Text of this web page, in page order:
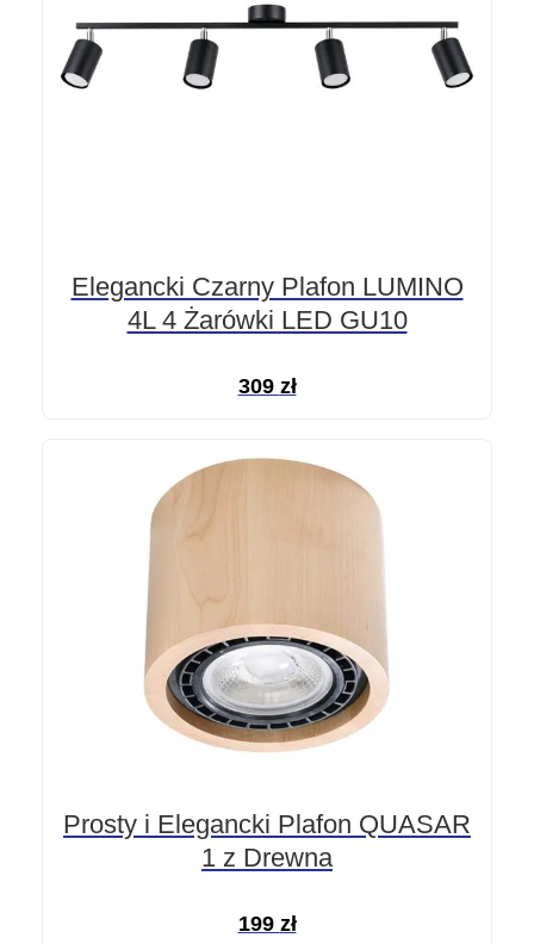
Elegancki Czarny Plafon LUMINO
4L 4 Żarówki LED GU10
309 zł
Prosty i Elegancki Plafon QUASAR
1 z Drewna
199 zł